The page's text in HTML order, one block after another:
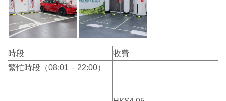
時段
收費
繁忙時段（08:01 – 22:00）